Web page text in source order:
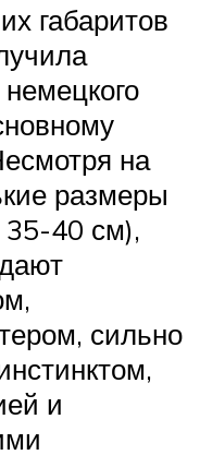
габаритов
немецкого
на
размеры
35-40 см),
сильно
и